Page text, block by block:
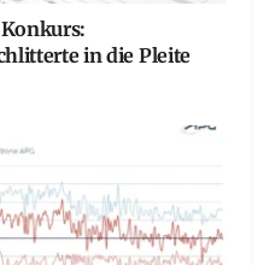
in die Pleite